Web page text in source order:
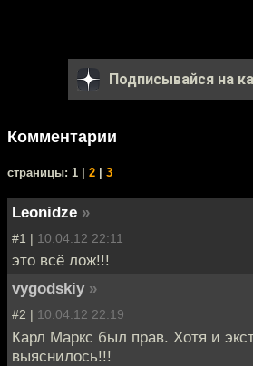
Подписывайся на
Комментарии
cтраницы: 1 | 2 3
Leonidze »
#1 | 10.04.12 22:11
это всё лож!!!
vygodskiy »
#2 | 10.04.12 22:19
Карл Маркс был прав. Хотя и
выяснилось!!!